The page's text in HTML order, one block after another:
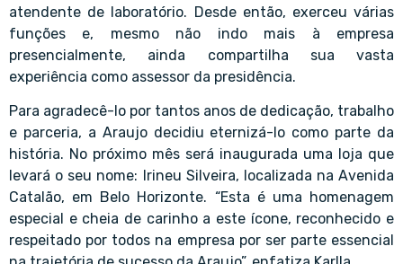
atendente de laboratório. Desde então, exerceu várias
funções e, mesmo não indo mais à empresa
presencialmente, ainda compartilha sua vasta
experiência como assessor da presidência.
Para agradecê-lo por tantos anos de dedicação, trabalho
e parceria, a Araujo decidiu eternizá-lo como parte da
história. No próximo mês será inaugurada uma loja que
levará o seu nome: Irineu Silveira, localizada na Avenida
Catalão, em Belo Horizonte. “Esta é uma homenagem
especial e cheia de carinho a este ícone, reconhecido e
respeitado por todos na empresa por ser parte essencial